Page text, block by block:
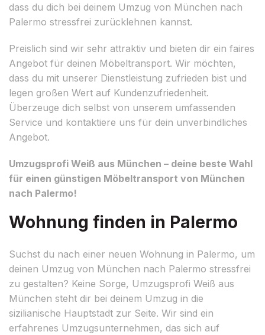
dass du dich bei deinem Umzug von München nach
Palermo stressfrei zurücklehnen kannst.
Preislich sind wir sehr attraktiv und bieten dir ein faires
Angebot für deinen Möbeltransport. Wir möchten,
dass du mit unserer Dienstleistung zufrieden bist und
legen großen Wert auf Kundenzufriedenheit.
Überzeuge dich selbst von unserem umfassenden
Service und kontaktiere uns für dein unverbindliches
Angebot.
Umzugsprofi Weiß aus München – deine beste Wahl
für einen günstigen Möbeltransport von München
nach Palermo!
Wohnung finden in Palermo
Suchst du nach einer neuen Wohnung in Palermo, um
deinen Umzug von München nach Palermo stressfrei
zu gestalten? Keine Sorge, Umzugsprofi Weiß aus
München steht dir bei deinem Umzug in die
sizilianische Hauptstadt zur Seite. Wir sind ein
erfahrenes Umzugsunternehmen, das sich auf